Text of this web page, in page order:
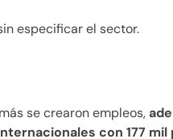
especificar el sector.
se crearon empleos,
con 177 mil